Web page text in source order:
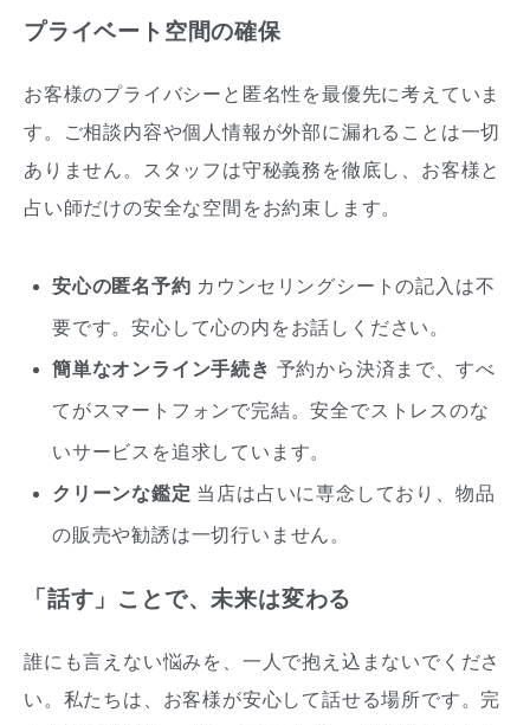
プライベート空間の確保
お客様のプライバシーと匿名性を最優先に考えていま
す。ご相談内容や個人情報が外部に漏れることは一切
ありません。スタッフは守秘義務を徹底し、お客様と
占い師だけの安全な空間をお約束します。
安心の匿名予約 カウンセリングシートの記入は不
要です。安心して心の内をお話しください。
簡単なオンライン手続き 予約から決済まで、すべ
てがスマートフォンで完結。安全でストレスのな
いサービスを追求しています。
クリーンな鑑定 当店は占いに専念しており、物品
の販売や勧誘は一切行いません。
「話す」ことで、未来は変わる
誰にも言えない悩みを、一人で抱え込まないでくださ
い。私たちは、お客様が安心して話せる場所です。完